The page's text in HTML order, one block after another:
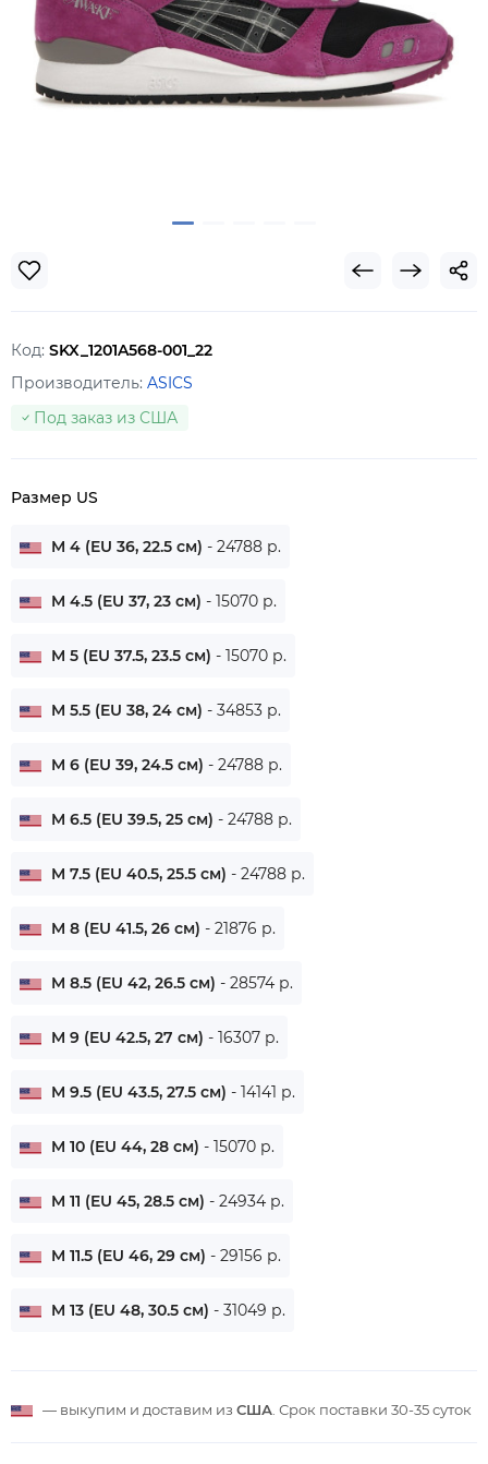
Код: SKX_1201A568-001_22
Производитель: ASICS
Под заказ из США
Размер US
M 4 (EU 36, 22.5 см) - 24788 р.
M 4.5 (EU 37, 23 см) - 15070 р.
M 5 (EU 37.5, 23.5 см) - 15070 р.
M 5.5 (EU 38, 24 см) - 34853 р.
M 6 (EU 39, 24.5 см) - 24788 р.
M 6.5 (EU 39.5, 25 см) - 24788 р.
M 7.5 (EU 40.5, 25.5 см) - 24788 р.
M 8 (EU 41.5, 26 см) - 21876 р.
M 8.5 (EU 42, 26.5 см) - 28574 р.
M 9 (EU 42.5, 27 см) - 16307 р.
M 9.5 (EU 43.5, 27.5 см) - 14141 р.
M 10 (EU 44, 28 см) - 15070 р.
M 11 (EU 45, 28.5 см) - 24934 р.
M 11.5 (EU 46, 29 см) - 29156 р.
M 13 (EU 48, 30.5 см) - 31049 р.
— выкупим и доставим из США . Срок поставки 30-35 суток